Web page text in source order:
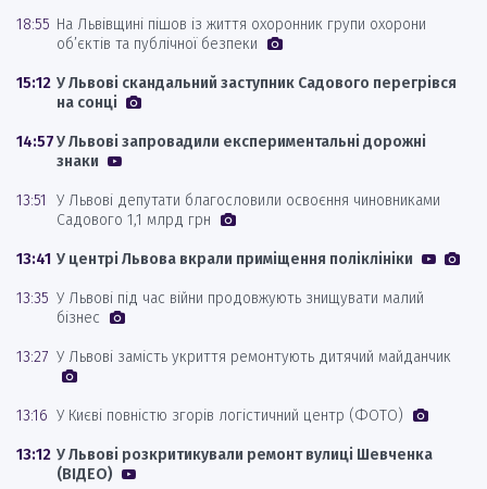
18:55 На Львівщині пішов із життя охоронник групи охорони
об’єктів та публічної безпеки
15:12 У Львові скандальний заступник Садового перегрівся
на сонці
14:57У Львові запровадили експериментальні дорожні
знаки
13:51
У Львові депутати благословили освоєння чиновниками
Садового 1,1 млрд грн
13:41 У центрі Львова вкрали приміщення поліклініки
13:35 У Львові під час війни продовжують знищувати малий
бізнес
13:27 У Львові замість укриття ремонтують дитячий майданчик
13:16 У Києві повністю згорів логістичний центр (ФОТО)
13:12 У Львові розкритикували ремонт вулиці Шевченка
(ВІДЕО)